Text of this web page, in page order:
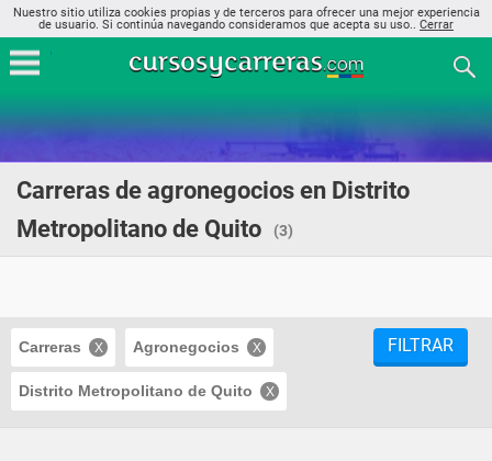
Nuestro sitio utiliza cookies propias y de terceros para ofrecer una mejor experiencia
de usuario. Si continúa navegando consideramos que acepta su uso.. Cerrar
Carreras de agronegocios en Distrito
Metropolitano de Quito
(3)
Carreras Agronegocios
Distrito Metropolitano de Quito
FILTRAR